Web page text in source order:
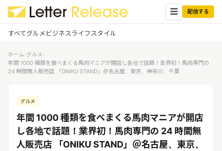
☰ 配信する
すべてグルメビジネスライフスタイル
ビジネス
ログイン ✕
企業ユーザーでログイン
する
受信 レターリリース受信ユーザー
メディアユーザーでログインする
レターリリースを受信（メディア登
ホーム›グルメ›
年間 1000 種類を食べまくる馬肉マニアが開店し各地で話題！業界初！馬肉専門の
24 時間無人販売店 「ONIKU STAND」＠名古屋、東京、神奈川、千葉
グルメ
年間 1000 種類を食べまくる馬肉マニアが開店
し各地で話題！業界初！馬肉専門の 24 時間無
人販売店 「ONIKU STAND」＠名古屋、東京、